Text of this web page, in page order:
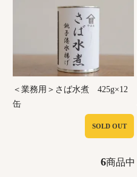
＜業務用＞さば水煮 425g×12
缶
SOLD OUT
6商品中